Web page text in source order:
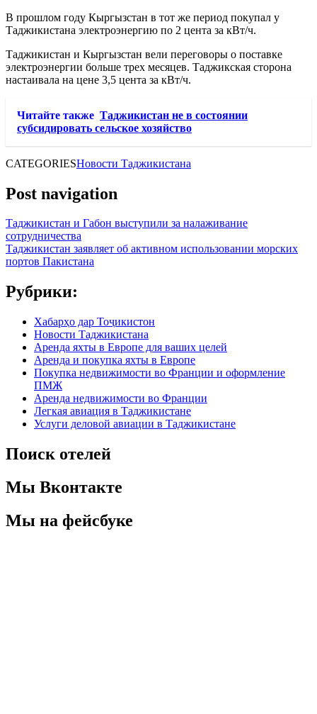
В прошлом году Кыргызстан в тот же период покупал у
Таджикистана электроэнергию по 2 цента за кВт/ч.
Таджикистан и Кыргызстан вели переговоры о поставке
электроэнергии больше трех месяцев. Таджикская сторона
настаивала на цене 3,5 цента за кВт/ч.
Читайте также Таджикистан не в состоянии
субсидировать сельское хозяйство
CATEGORIESНовости Таджикистана
Post navigation
Таджикистан и Габон выступили за налаживание
сотрудничества
Таджикистан заявляет об активном использовании морских
портов Пакистана
Рубрики:
Хабарҳо дар Тоҷикистон
Новости Таджикистана
Аренда яхты в Европе для ваших целей
Аренда и покупка яхты в Европе
Покупка недвижимости во Франции и оформление
ПМЖ
Аренда недвижимости во Франции
Легкая авиация в Таджикистане
Услуги деловой авиации в Таджикистане
Поиск отелей
Мы Вконтакте
Мы на фейсбуке